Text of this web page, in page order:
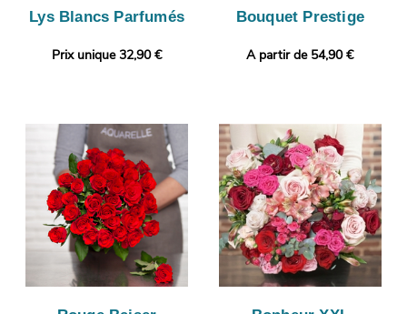
Lys Blancs Parfumés
Prix unique 32,90 €
Bouquet Prestige
A partir de 54,90 €